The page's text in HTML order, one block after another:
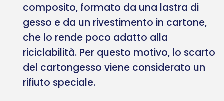
composito, formato da una lastra di
gesso e da un rivestimento in cartone,
che lo rende poco adatto alla
riciclabilità. Per questo motivo, lo scarto
del cartongesso viene considerato un
rifiuto speciale.